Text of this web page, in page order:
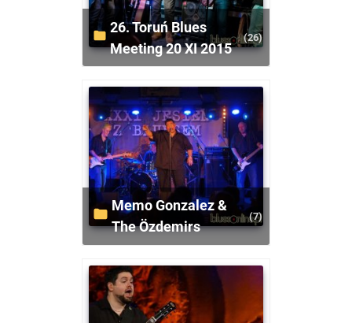
26. Toruń Blues
Meeting 20 XI 2015
(26)
Memo Gonzalez &
The Özdemirs
(7)